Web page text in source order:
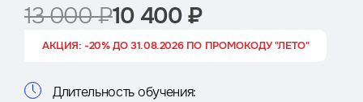
13 000 ₽10 400 ₽
АКЦИЯ: -20% ДО 31.08.2026 ПО ПРОМОКОДУ "ЛЕТО"
Длительность обучения: